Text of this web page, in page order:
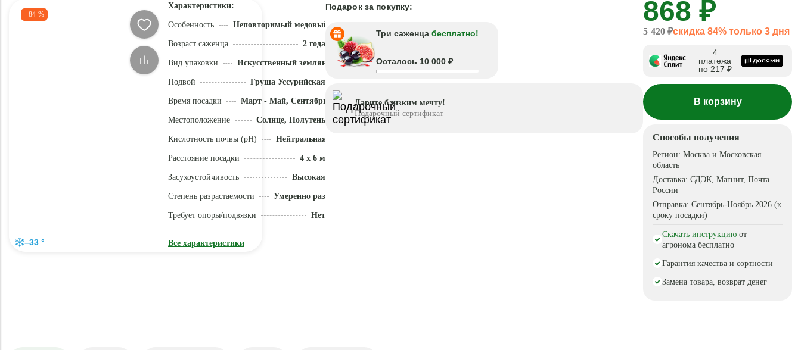
- 84 %
–33 °
Характеристики:
Особенность Неповторимый медовый вкус
Возраст саженца 2 года
Вид упаковки Искусственный земляной ком
Подвой Груша Уссурийская
Время посадки Март - Май, Сентябрь - Октябрь
Местоположение Солнце, Полутень
Кислотность почвы (pH) Нейтральная (5,5 - 7)
Расстояние посадки 4 x 6 м
Засухоустойчивость Высокая
Степень разрастаемости Умеренно разрастается
Требует опоры/подвязки Нет
Все характеристики
Подарок за покупку:
Три саженца бесплатно!
Осталось 10 000 ₽
Дарите близким мечту!
Подарочный сертификат
868 ₽
5 420 ₽скидка 84% только 3 дня
4
платежа
по 217 ₽
В корзину
Способы получения
Регион:Москва и Московская
область
Доставка:СДЭК, Магнит, Почта
России
Отправка:Сентябрь-Ноябрь 2026 (к
сроку посадки)
Скачать инструкцию от
агронома бесплатно
Гарантия качества и сортности
Замена товара, возврат денег